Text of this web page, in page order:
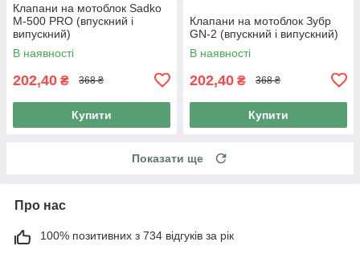
Клапани на мотоблок Sadko
M-500 PRO (впускний і
випускний)
В наявності
202,40 ₴ 368 ₴
Купити
Клапани на мотоблок Зубр
GN-2 (впускний і випускний)
В наявності
202,40 ₴ 368 ₴
Купити
Показати ще
Про нас
100% позитивних з 734 відгуків за рік